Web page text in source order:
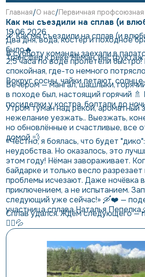
Главная О нас Первичная профсоюзная
Как мы съездили на сплав (и
19.06.2026
🛶 Как мы съездили на сплав (и
Два дня, вода, костёр и походное
было🔥
В субботу команды заехали в
Трансфер к реке Нёман, инструктаж
2,5 часа по воде пролетели
спокойная, где-то немного
Вокруг сосны, чайки летают,
Вечером — мангал, шашлыки,
в походе был, настоящий горячий 🚿
посиделки у костра, болтали до
Утром туман над рекой, ароматный
нежелание уезжать.. Выезжать,
но обновлённые и счастливые, все
домой 💨
«Честно, я боялась, что будет
неудобства. Но оказалось, это
этом году! Нёман завораживает.
байдарке и только весло
проблемы исчезают. Даже ночёвка
приключением, а не испытанием.
следующий уже сейчас!» 🛶❤️ —
участница сплава Наталья
Сплав удался. Ждём следующего —
🚣‍♀️💦